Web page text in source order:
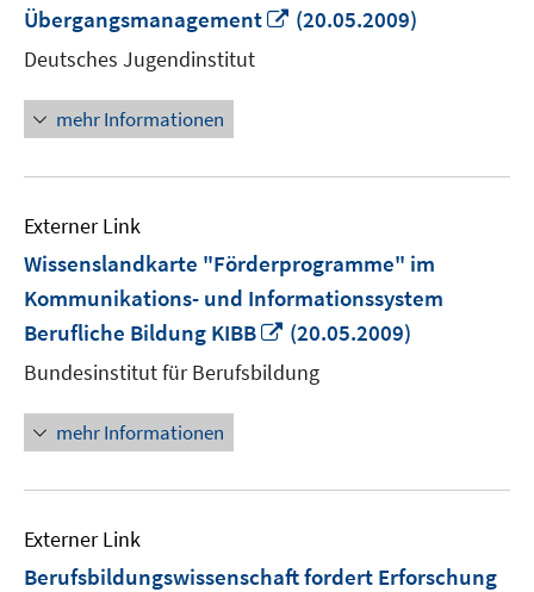
Übergangsmanagement
In
(20.05.2009)
Deutsches Jugendinstitut
mehr Informationen
Externer Link
Wissenslandkarte "Förderprogramme" im
Kommunikations- und Informationssystem
Berufliche Bildung KIBB
In
Fenster
(20.05.2009)
Bundesinstitut für Berufsbildung
mehr Informationen
Externer Link
Berufsbildungswissenschaft fordert Erforschung